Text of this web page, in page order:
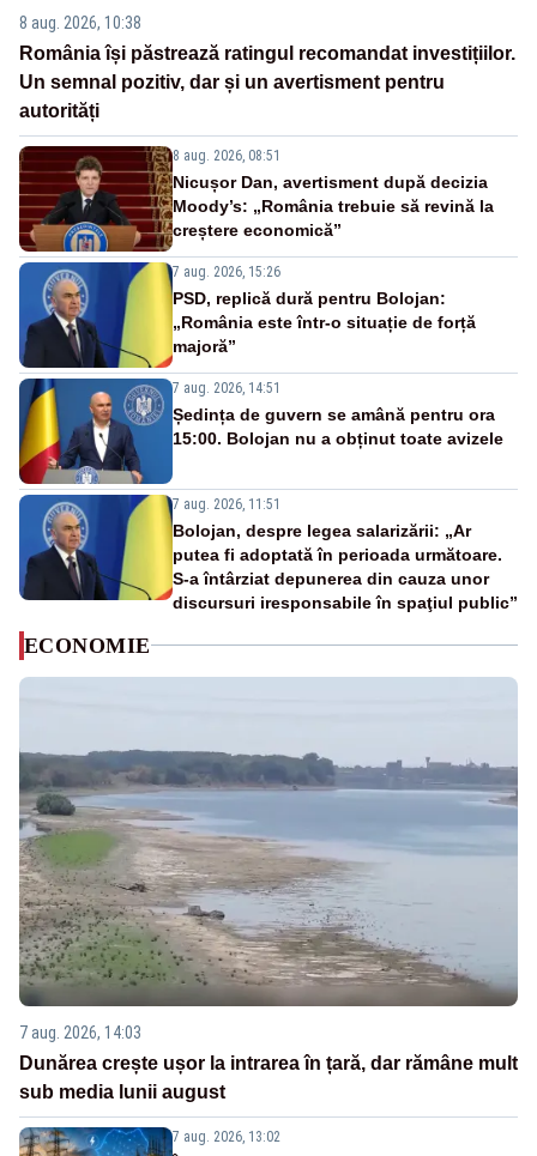
8 aug. 2026, 10:38
România își păstrează ratingul recomandat investițiilor.
Un semnal pozitiv, dar și un avertisment pentru
autorități
8 aug. 2026, 08:51
Nicușor Dan, avertisment după decizia
Moody’s: „România trebuie să revină la
creștere economică”
7 aug. 2026, 15:26
PSD, replică dură pentru Bolojan:
„România este într-o situație de forță
majoră”
7 aug. 2026, 14:51
Ședința de guvern se amână pentru ora
15:00. Bolojan nu a obținut toate avizele
7 aug. 2026, 11:51
Bolojan, despre legea salarizării: „Ar
putea fi adoptată în perioada următoare.
S-a întârziat depunerea din cauza unor
discursuri iresponsabile în spaţiul public”
ECONOMIE
7 aug. 2026, 14:03
Dunărea crește ușor la intrarea în țară, dar rămâne mult
sub media lunii august
7 aug. 2026, 13:02